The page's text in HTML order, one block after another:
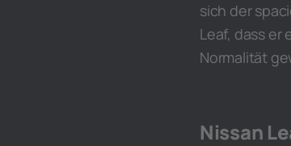
sich der
Leaf, dass er
Normalität
Nissan